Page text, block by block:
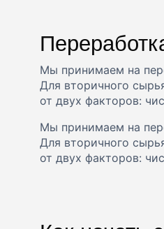
Мы принимаем на
Для вторичного
от двух факторов:
Мы принимаем на
Для вторичного
от двух факторов: